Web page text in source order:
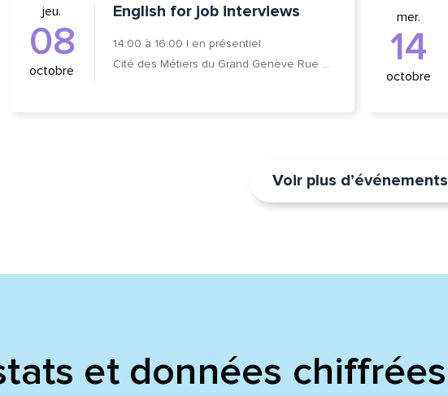
jeu.
08
octobre
English for job interviews
14:00 à 16:00 | en présentiel
Cité des Métiers du Grand Genève Rue Prévost-Martin 6 1205 Genève
mer.
14
octobre
Voir plus d’événements
et données chiffrées